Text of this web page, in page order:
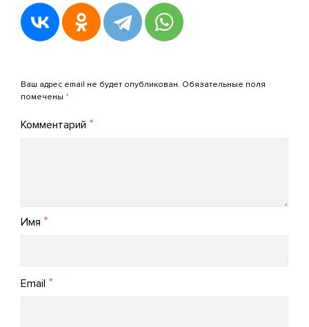
Новости
АРПО
Posted
by
Ваш адрес email не будет опубликован. Обязательные поля
помечены *
Комментарий *
Имя *
Email *